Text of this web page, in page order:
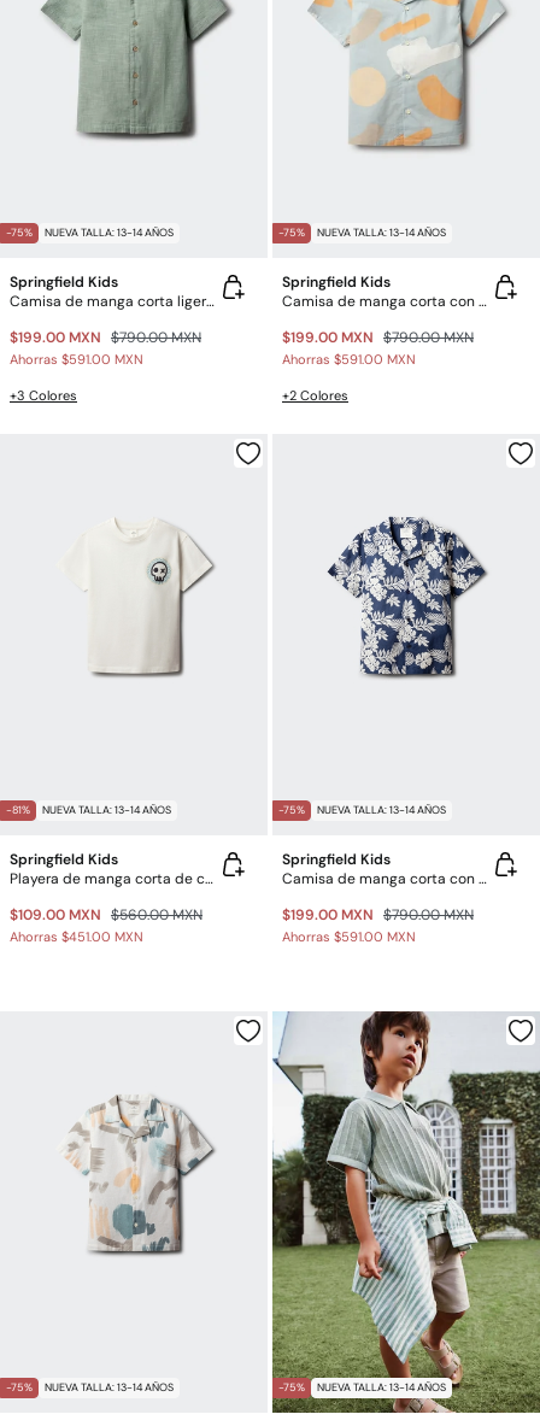
-75% NUEVA TALLA: 13-14 AÑOS
Springfield Kids
Camisa de manga corta ligera para niño
$199.00 MXN $790.00 MXN
Ahorras $591.00 MXN
+3 Colores
-75% NUEVA TALLA: 13-14 AÑOS
Springfield Kids
Camisa de manga corta con pinceladas para niño
$199.00 MXN $790.00 MXN
Ahorras $591.00 MXN
+2 Colores
-81% NUEVA TALLA: 13-14 AÑOS
Springfield Kids
Playera de manga corta de calavera para niño
$109.00 MXN $560.00 MXN
Ahorras $451.00 MXN
-75% NUEVA TALLA: 13-14 AÑOS
Springfield Kids
Camisa de manga corta con estampado floral azul para niño
$199.00 MXN $790.00 MXN
Ahorras $591.00 MXN
-75% NUEVA TALLA: 13-14 AÑOS -75% NUEVA TALLA: 13-14 AÑOS